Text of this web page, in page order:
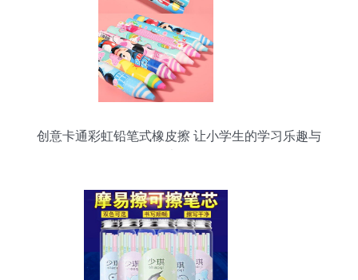
创意卡通彩虹铅笔式橡皮擦 让小学生的学习乐趣与